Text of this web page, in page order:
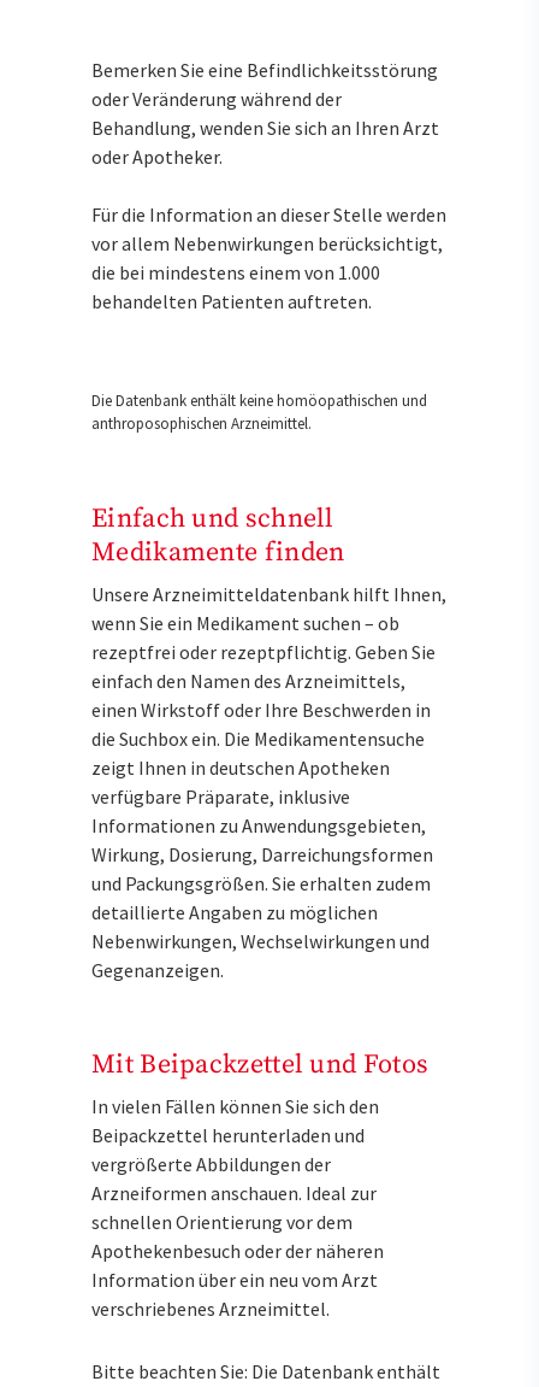
Bemerken Sie eine Befindlichkeitsstörung
oder Veränderung während der
Behandlung, wenden Sie sich an Ihren Arzt
oder Apotheker.
Für die Information an dieser Stelle werden
vor allem Nebenwirkungen berücksichtigt,
die bei mindestens einem von 1.000
behandelten Patienten auftreten.
Die Datenbank enthält keine homöopathischen und
anthroposophischen Arzneimittel.
Einfach und schnell
Medikamente finden
Unsere Arzneimitteldatenbank hilft Ihnen,
wenn Sie ein Medikament suchen – ob
rezeptfrei oder rezeptpflichtig. Geben Sie
einfach den Namen des Arzneimittels,
einen Wirkstoff oder Ihre Beschwerden in
die Suchbox ein. Die Medikamentensuche
zeigt Ihnen in deutschen Apotheken
verfügbare Präparate, inklusive
Informationen zu Anwendungsgebieten,
Wirkung, Dosierung, Darreichungsformen
und Packungsgrößen. Sie erhalten zudem
detaillierte Angaben zu möglichen
Nebenwirkungen, Wechselwirkungen und
Gegenanzeigen.
Mit Beipackzettel und Fotos
In vielen Fällen können Sie sich den
Beipackzettel herunterladen und
vergrößerte Abbildungen der
Arzneiformen anschauen. Ideal zur
schnellen Orientierung vor dem
Apothekenbesuch oder der näheren
Information über ein neu vom Arzt
verschriebenes Arzneimittel.
Bitte beachten Sie: Die Datenbank enthält